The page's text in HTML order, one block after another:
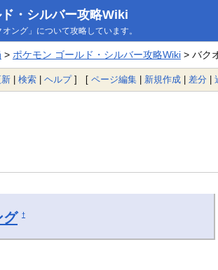
・シルバー攻略Wiki
ング」について攻略しています。
> ポケモン ゴールド・シルバー攻略Wiki> バク
| 検索 | ヘルプ] [ ページ編集 | 新規作成 | 差分 |
グ †